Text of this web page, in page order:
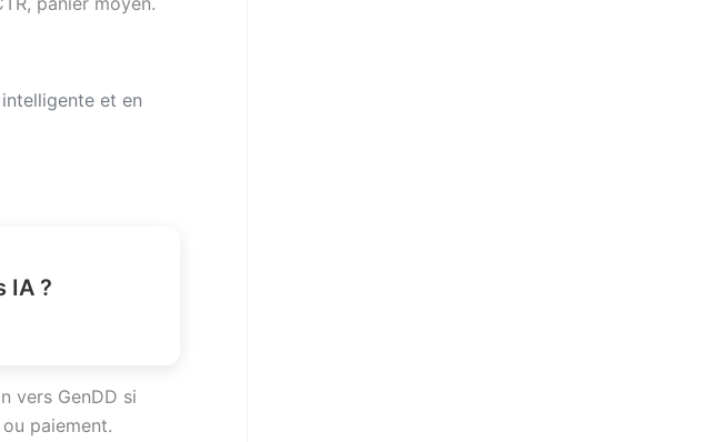
et en
IA ?
vers GenDD si
paiement.